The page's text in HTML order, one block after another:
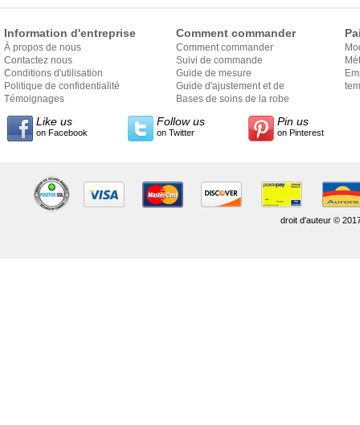
Information d'entreprise
À propos de nous
Contactez nous
Conditions d'utilisation
Politique de confidentialité
Témoignages
Comment commander
Comment commander
Suivi de commande
Guide de mesure
Guide d'ajustement et de
style
Bases de soins de la robe
Like us
on Facebook
Follow us
on Twitter
Pin us
on Pinterest
droit d'auteur ©